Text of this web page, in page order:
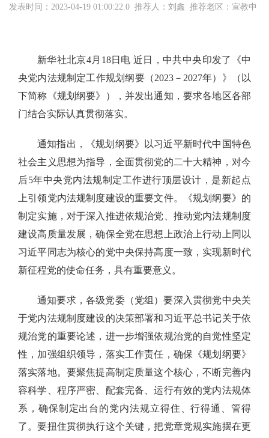
发表时间：2023-04-19 01:00:22.0 推荐人：刘鑫 推荐老区：宣教中
新华社北京4月18日电 近日，中共中央印发了《中
央党内法规制定工作规划纲要（2023－2027年）》（以
下简称《规划纲要》），并发出通知，要求各地区各部
门结合实际认真贯彻落实。
通知指出，《规划纲要》以习近平新时代中国特色
社会主义思想为指导，全面贯彻党的二十大精神，对今
后5年中央党内法规制定工作进行顶层设计，是新起点
上引领党内法规制度建设的重要文件。《规划纲要》的
制定实施，对于深入推进依规治党、推动党内法规制度
建设高质量发展，确保全党在思想上政治上行动上同以
习近平同志为核心的党中央保持高度一致，实现新时代
新征程党的使命任务，具有重要意义。
通知要求，各级党委（党组）要深入贯彻党中央关
于党内法规制度建设的决策部署和习近平总书记关于依
规治党的重要论述，进一步增强依规治党的自觉性坚定
性，加强组织领导，落实工作责任，确保《规划纲要》
落实落地。要聚焦提高制定质量这个核心，不断完善内
容科学、程序严密、配套完备、运行有效的党内法规体
系，确保制定出台的党内法规立得住、行得通、管得
了。要扭住贯彻执行这个关键，把党章党规实施摆在更